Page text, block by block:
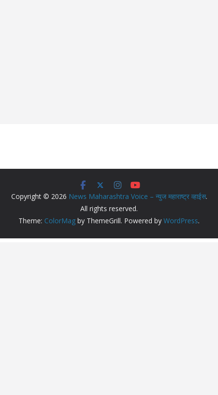
Copyright © 2026 News Maharashtra Voice – न्युज महाराष्ट्र व्हाईस.
All rights reserved.
Theme: ColorMag by ThemeGrill. Powered by WordPress.